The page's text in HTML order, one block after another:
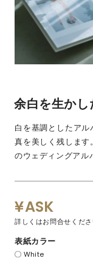
余白を生かし
白を基調としたア
真を美しく残しま
のウェディングアル
ASK
詳しくはお問合せくだ
表紙カラー
White